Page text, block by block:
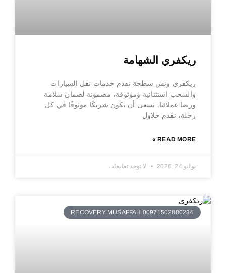
ريكفري الشهامة
ريكفري ونش سطحة نقدم خدمات نقل السيارات
والسحب استثنائية وموثوقة، مضمونة لضمان سلامة
ورضا عملائنا. نسعى أن نكون شريكًا موثوقًا في كل
رحلة، نقدم حلاول
READ MORE »
يوليو 24, 2026 لا توجد تعليقات
RECOVERY MUSAFFAH 00971502880234